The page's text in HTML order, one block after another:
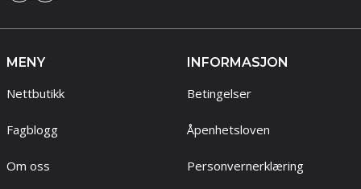
MENY
Nettbutikk
Fagblogg
Om oss
INFORMASJON
Betingelser
Åpenhetsloven
Personvernerklæring